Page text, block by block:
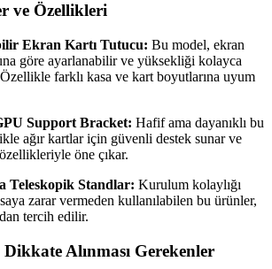
ve Özellikleri
Ekran Kartı Tutucu: Bu model, ekran
göre ayarlanabilir ve yüksekliği kolayca
farklı kasa ve kart boyutlarına uyum
Support Bracket: Hafif ama dayanıklı bu
ağır kartlar için güvenli destek sunar ve
öne çıkar.
Teleskopik Standlar: Kurulum kolaylığı
zarar vermeden kullanılabilen bu ürünler,
tercih edilir.
Alınması Gerekenler